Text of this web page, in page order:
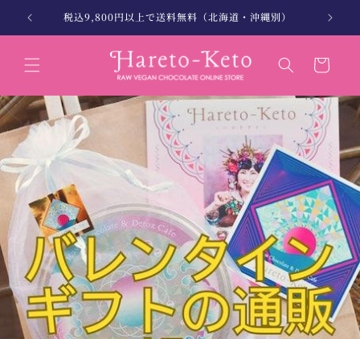
コンテン
ツに進む
税込9,800円以上で送料無料（北海道・沖縄別）
ー